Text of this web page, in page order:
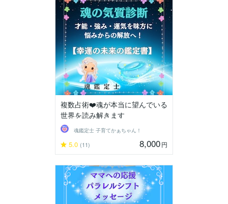
複数占術❤️魂が本当に望んでいる
世界を読み解きます
魂鑑定士 子育てかぁちゃん！
5.0 (11) 8,000円